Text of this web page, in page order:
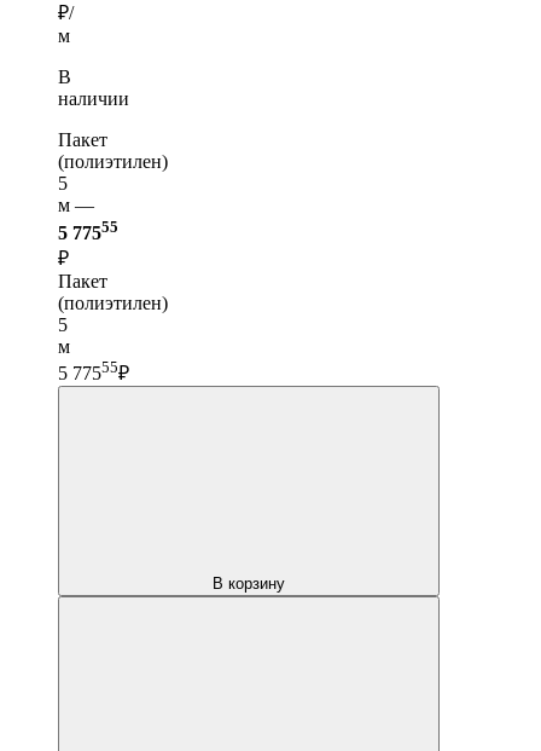
₽/
м
В
наличии
Пакет
(полиэтилен)
5
м —
5 77555
₽
Пакет
(полиэтилен)
5
м
5 77555₽
В корзину